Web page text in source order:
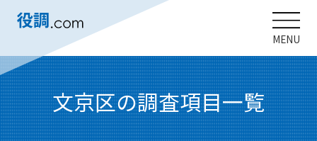
MENU
文京区の調査項目一覧